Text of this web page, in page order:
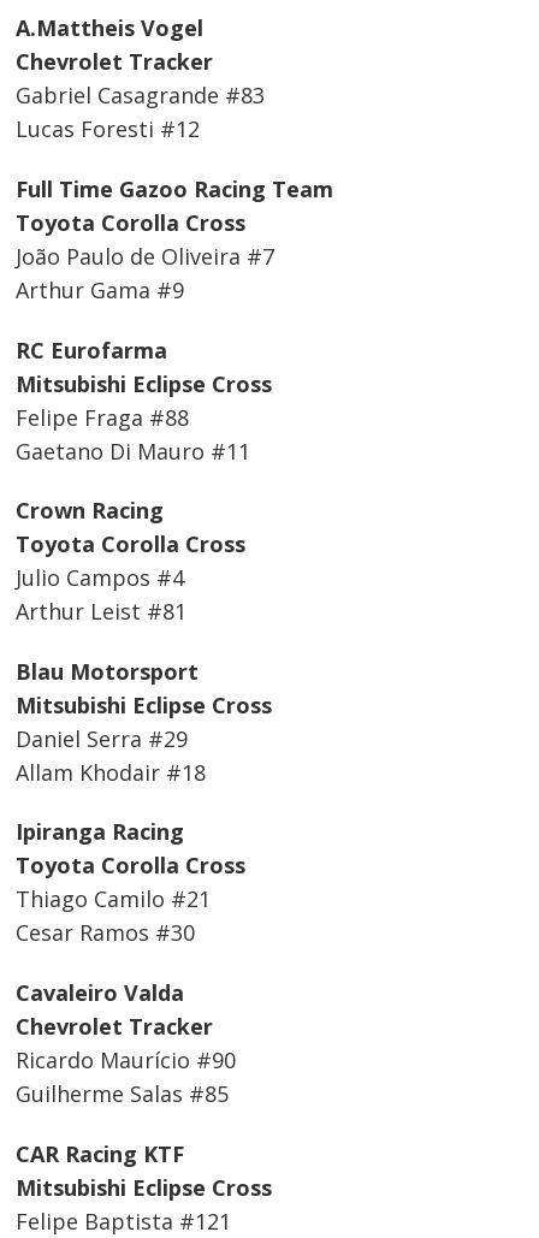
A.Mattheis Vogel
Chevrolet Tracker
Gabriel Casagrande #83
Lucas Foresti #12
Full Time Gazoo Racing Team
Toyota Corolla Cross
João Paulo de Oliveira #7
Arthur Gama #9
RC Eurofarma
Mitsubishi Eclipse Cross
Felipe Fraga #88
Gaetano Di Mauro #11
Crown Racing
Toyota Corolla Cross
Julio Campos #4
Arthur Leist #81
Blau Motorsport
Mitsubishi Eclipse Cross
Daniel Serra #29
Allam Khodair #18
Ipiranga Racing
Toyota Corolla Cross
Thiago Camilo #21
Cesar Ramos #30
Cavaleiro Valda
Chevrolet Tracker
Ricardo Maurício #90
Guilherme Salas #85
CAR Racing KTF
Mitsubishi Eclipse Cross
Felipe Baptista #121